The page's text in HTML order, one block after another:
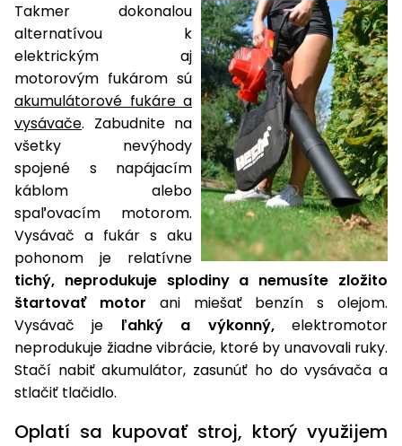
Takmer dokonalou
alternatívou k
elektrickým aj
motorovým fukárom sú
akumulátorové fukáre a
vysávače. Zabudnite na
všetky nevýhody
spojené s napájacím
káblom alebo
spaľovacím motorom.
Vysávač a fukár s aku
pohonom je relatívne
tichý, neprodukuje splodiny a nemusíte zložito
štartovať motor ani miešať benzín s olejom.
Vysávač je ľahký a výkonný,elektromotor
neprodukuje žiadne vibrácie, ktoré by unavovali ruky.
Stačí nabiť akumulátor, zasunúť ho do vysávača a
stlačiť tlačidlo.
Oplatí sa kupovať stroj, ktorý využijem